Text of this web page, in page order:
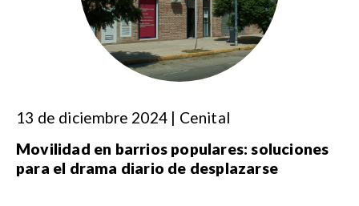
13 de diciembre 2024 | Cenital
Movilidad en barrios populares: soluciones
para el drama diario de desplazarse